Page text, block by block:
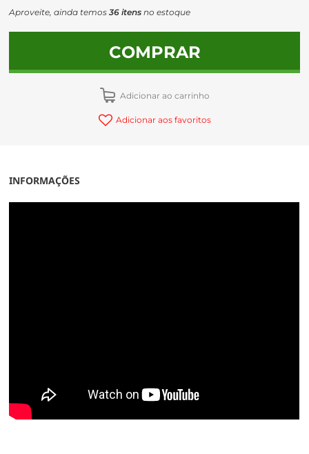
Aproveite, ainda temos36 itens no estoque
COMPRAR
Adicionar ao carrinho
Adicionar aos favoritos
INFORMAÇÕES